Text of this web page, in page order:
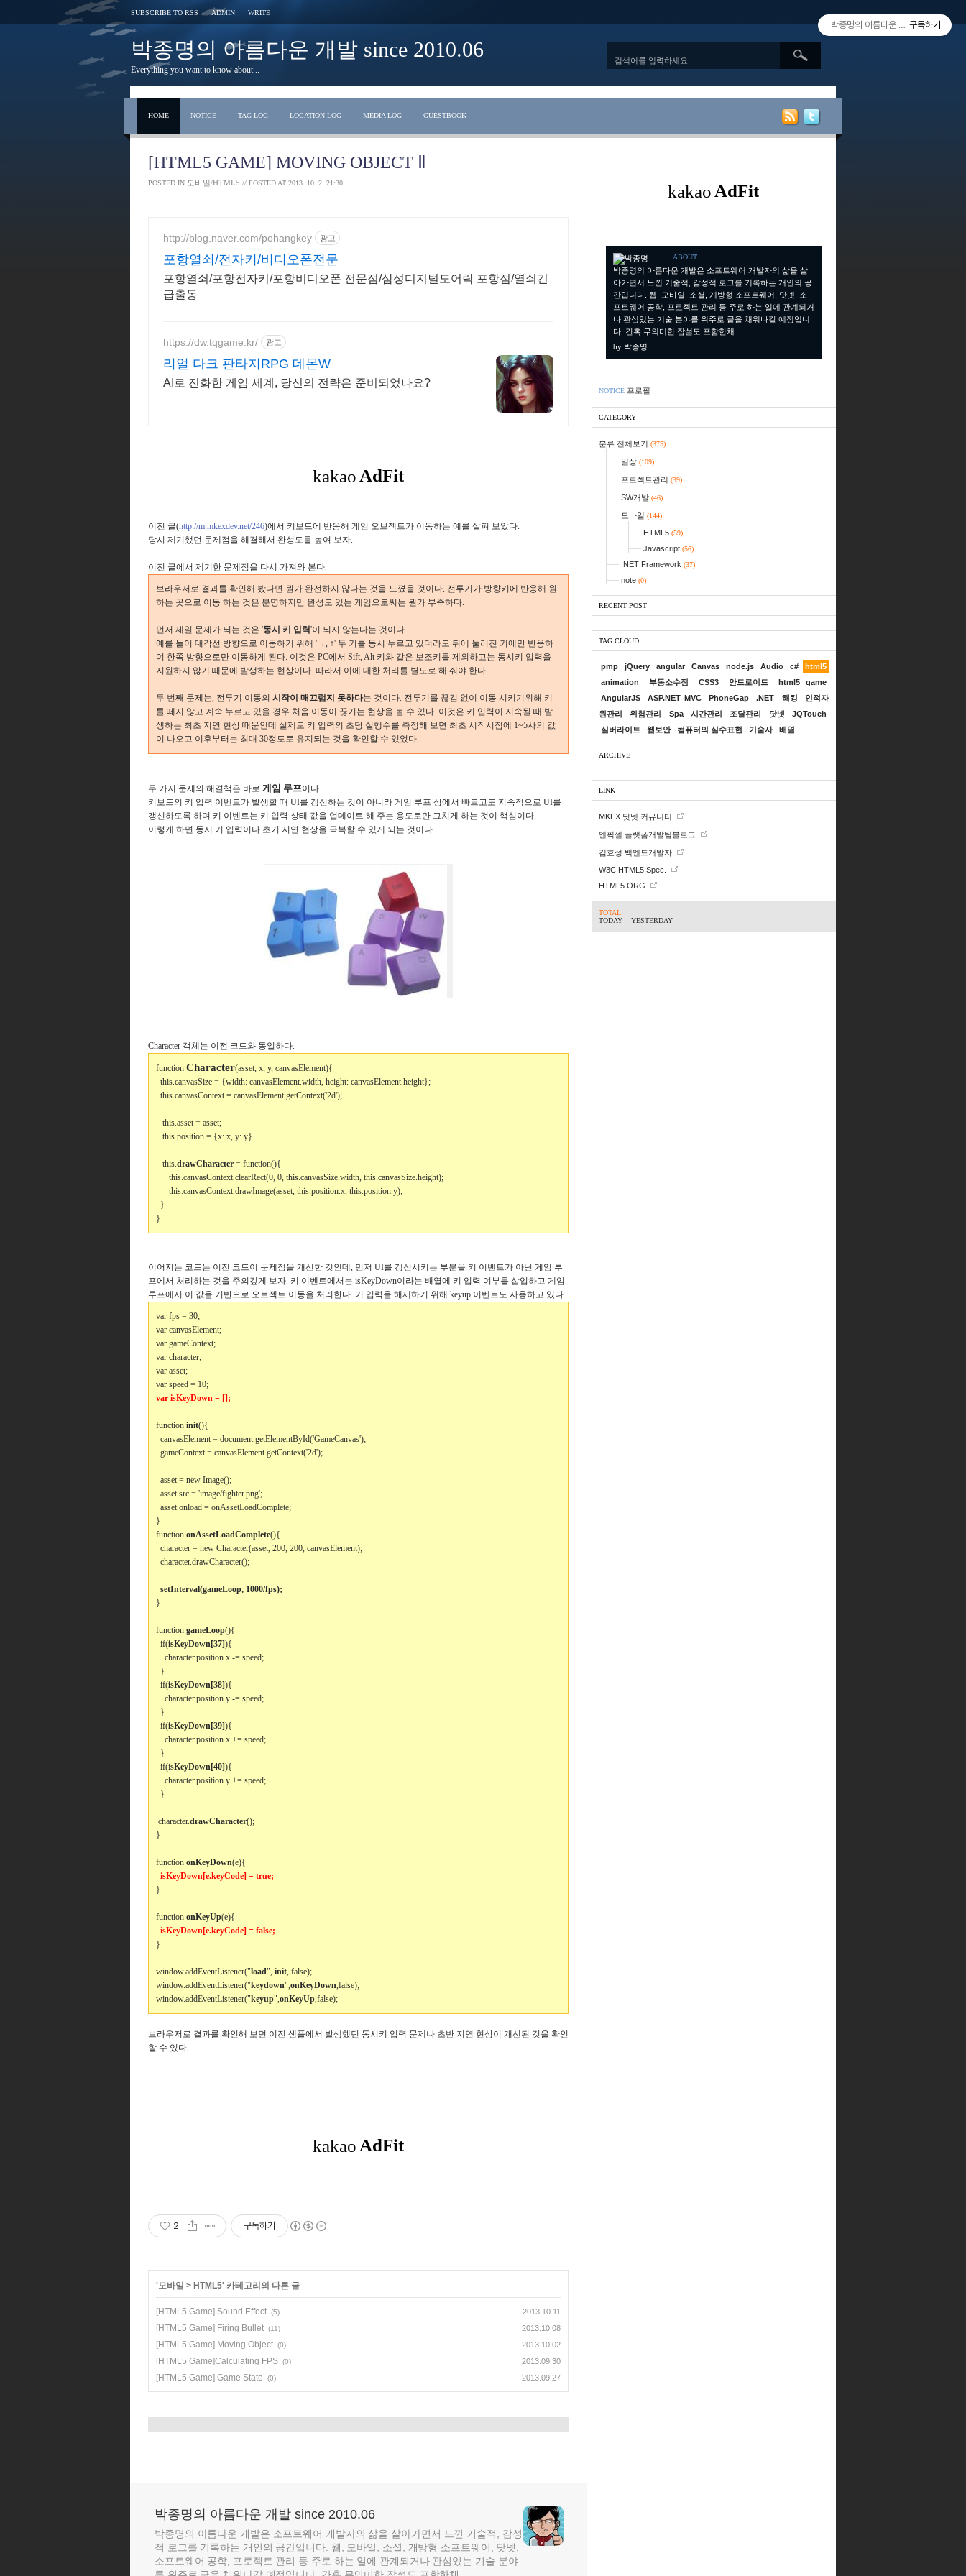
SUBSCRIBE TO RSS ADMIN WRITE
박종명의 아름다운 개발 since 2010.06
Everything you want to know about...
HOME NOTICE TAG LOG LOCATION LOG MEDIA LOG GUESTBOOK
[HTML5 GAME] MOVING OBJECT Ⅱ
POSTED IN 모바일/HTML5 // POSTED AT 2013. 10. 2. 21:30
http://blog.naver.com/pohangkey 광고
포항열쇠/전자키/비디오폰전문
포항열쇠/포항전자키/포항비디오폰 전문점/삼성디지털도어락 포항점/열쇠긴
급출동
https://dw.tqgame.kr/ 광고
리얼 다크 판타지RPG 데몬W
AI로 진화한 게임 세계, 당신의 전략은 준비되었나요?
이전 글(http://m.mkexdev.net/246)에서 키보드에 반응해 게임 오브젝트가 이동하는 예를 살펴 보았다.
당시 제기했던 문제점을 해결해서 완성도를 높여 보자.
이전 글에서 제기한 문제점을 다시 가져와 본다.
브라우저로 결과를 확인해 봤다면 뭔가 완전하지 않다는 것을 느꼈을 것이다. 전투기가 방향키에 반응해 원
하는 곳으로 이동 하는 것은 분명하지만 완성도 있는 게임으로써는 뭔가 부족하다.
먼저 제일 문제가 되는 것은 '동시 키 입력'이 되지 않는다는 것이다.
예를 들어 대각선 방향으로 이동하기 위해 '→, ↑' 두 키를 동시 누르고 있더라도 뒤에 눌러진 키에만 반응하
여 한쪽 방향으로만 이동하게 된다. 이것은 PC에서 Sift, Alt 키와 같은 보조키를 제외하고는 동시키 입력을
지원하지 않기 때문에 발생하는 현상이다. 따라서 이에 대한 처리를 별도로 해 줘야 한다.
두 번째 문제는, 전투기 이동의 시작이 매끄럽지 못하다는 것이다. 전투기를 끊김 없이 이동 시키기위해 키
를 떼지 않고 계속 누르고 있을 경우 처음 이동이 끊기는 현상을 볼 수 있다. 이것은 키 입력이 지속될 때 발
생하는 최초 지연 현상 때문인데 실제로 키 입력의 초당 실행수를 측정해 보면 최초 시작시점에 1~5사의 값
이 나오고 이후부터는 최대 30정도로 유지되는 것을 확인할 수 있었다.
두 가지 문제의 해결책은 바로 게임 루프이다.
키보드의 키
입력 이벤트가 발생할 때 UI를 갱신하는 것이 아니라 게임 루프 상에서 빠르고도 지속적으로 UI를
갱신하도록 하며 키 이벤트는 키 입력 상태 값을 업데이트 해 주는 용도로만 그치게 하는 것이 핵심이다.
이렇게 하면 동시 키 입력이나 초기 지연 현상을 극복할 수 있게 되는 것이다.
Character 객체는 이전 코드와 동일하다.
function Character(asset, x, y, canvasElement){
this.canvasSize = {width: canvasElement.width, height: canvasElement.height};
this.canvasContext = canvasElement.getContext('2d');
this.asset = asset;
this.position = {x: x, y: y}
this.drawCharacter = function(){
this.canvasContext.clearRect(0, 0, this.canvasSize.width, this.canvasSize.height);
this.canvasContext.drawImage(asset, this.position.x, this.position.y);
}
}
이어지는 코드는 이전 코드이 문제점을 개선한 것인데, 먼저 UI를 갱신시키는 부분을 키 이벤트가 아닌 게임 루
프에서 처리하는 것을 주의깊게 보자. 키 이벤트에서는 isKeyDown이라는 배열에 키 입력 여부를 삽입하고 게임
루프에서 이 값을 기반으로 오브젝트 이동을 처리한다. 키 입력을 해제하기 위해 keyup 이벤트도 사용하고 있다.
var fps = 30;
var canvasElement;
var gameContext;
var character;
var asset;
var speed = 10;
var isKeyDown = [];
function init(){
canvasElement = document.getElementById('GameCanvas');
gameContext = canvasElement.getContext('2d');
asset = new Image();
asset.src = 'image/fighter.png';
asset.onload = onAssetLoadComplete;
}
function onAssetLoadComplete(){
character = new Character(asset, 200, 200, canvasElement);
character.drawCharacter();
setInterval(gameLoop, 1000/fps);
}
function gameLoop(){
if(isKeyDown[37]){
character.position.x -= speed;
}
if(isKeyDown[38]){
character.position.y -= speed;
}
if(isKeyDown[39]){
character.position.x += speed;
}
if(isKeyDown[40]){
character.position.y += speed;
}
character.drawCharacter();
}
function onKeyDown(e){
isKeyDown[e.keyCode] = true;
}
function onKeyUp(e){
isKeyDown[e.keyCode] = false;
}
window.addEventListener("load", init, false);
window.addEventListener("keydown",onKeyDown,false);
window.addEventListener("keyup",onKeyUp,false);
브라우저로 결과를 확인해 보면 이전 샘플에서 발생했던 동시키 입력 문제나 초반 지연 현상이 개선된 것을 확인
할 수 있다.
2 구독하기
'모바일 > HTML5' 카테고리의 다른 글
[HTML5 Game] Sound Effect (5) 2013.10.11
[HTML5 Game] Firing Bullet (11) 2013.10.08
[HTML5 Game] Moving Object (0) 2013.10.02
[HTML5 Game]Calculating FPS (0) 2013.09.30
[HTML5 Game] Game State (0) 2013.09.27
박종명의 아름다운 개발 since 2010.06
박종명의 아름다운 개발은 소프트웨어 개발자의 삶을 살아가면서 느낀 기술적, 감성
적 로그를 기록하는 개인의 공간입니다. 웹, 모바일, 소셜, 개방형 소프트웨어, 닷넷,
소프트웨어 공학, 프로젝트 관리 등 주로 하는 일에 관계되거나 관심있는 기술 분야
ABOUT
박종명의 아름다운 개발은 소프트웨어 개발자의 삶을 살
아가면서 느낀 기술적, 감성적 로그를 기록하는 개인의 공
간입니다. 웹, 모바일, 소셜, 개방형 소프트웨어, 닷넷, 소
프트웨어 공학, 프로젝트 관리 등 주로 하는 일에 관계되거
나 관심있는 기술 분야를 위주로 글을 채워나갈 예정입니
다. 간혹 무의미한 잡설도 포함한채...
by 박종명
NOTICE 프로필
CATEGORY
분류 전체보기 (375)
일상 (109)
프로젝트관리 (39)
SW개발 (46)
모바일 (144)
HTML5 (59)
Javascript (56)
.NET Framework (37)
note (0)
RECENT POST
TAG CLOUD
pmp jQuery angular Canvas node.js Audio c#
html5
animation
부동소수점 CSS3 안드로이드
html5 game
AngularJS
ASP.NET MVC PhoneGap .NET 해킹
인적자
원관리
위험관리 Spa 시간관리 조달관리 닷넷
JQTouch
실버라이트
웹보안 컴퓨터의 실수표현 기술사 배열
ARCHIVE
LINK
MKEX 닷넷 커뮤니티
엔픽셀 플랫폼개발팀블로그
김효성 백엔드개발자
W3C HTML5 Spec.
HTML5 ORG
TOTAL
TODAY
YESTERDAY
박종명의 아름다운 개발 since
구독하기